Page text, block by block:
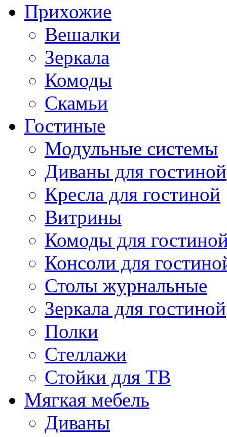
Прихожие
Вешалки
Зеркала
Комоды
Скамьи
Гостиные
Модульные системы
Диваны для гостиной
Кресла для гостиной
Витрины
Комоды для
Консоли для
Столы журнальные
Зеркала для гостиной
Полки
Стеллажи
Стойки для ТВ
Мягкая мебель
Диваны